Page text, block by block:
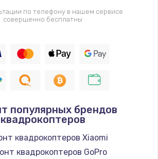
Заказать
2500 руб.
1400 руб.
Заказать
электронного модуля
по телефону в нашем сервисе
совершенно бесплатны
популярных брендов
квадрокоптеров
квадрокоптеров Xiaomi
квадрокоптеров GoPro